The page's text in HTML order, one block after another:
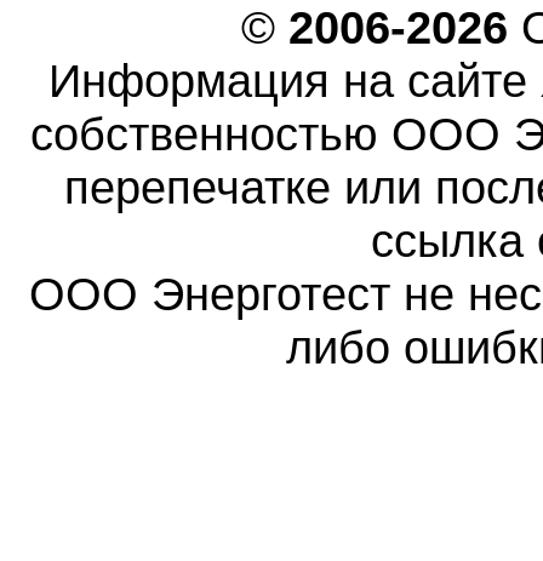
© 2006-2026
Информация на сайте
собственностью ООО
перепечатке или
ссылка
ООО Энерготест не
либо